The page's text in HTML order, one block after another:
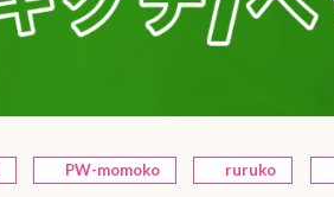
PW-momoko ruruko